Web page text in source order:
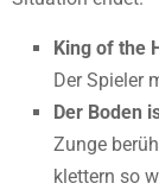
King of the
Der Spieler
Der Boden
Zunge
klettern so